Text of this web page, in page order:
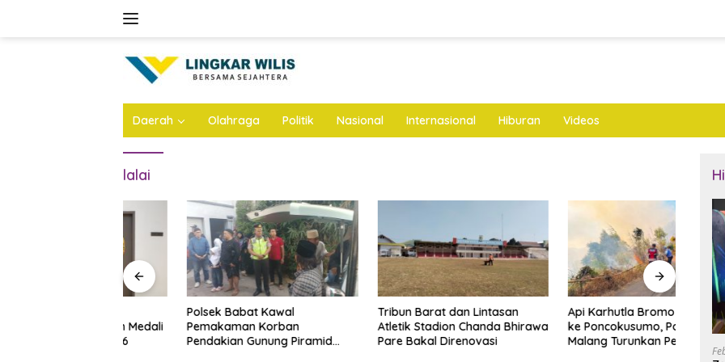
Daerah Olahraga Politik Nasional Internasional Hiburan Videos
lalai
Polsek Babat Kawal
Pemakaman Korban
Pendakian Gunung Piramid
Tribun Barat dan Lintasan
Atletik Stadion Chanda Bhirawa
Pare Bakal Direnovasi
Api Karhutla Bromo Merembet
ke Poncokusumo, Polres
Malang Turunkan Personel